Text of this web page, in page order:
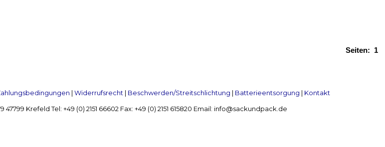
Seiten: 1
| Widerrufsrecht | Beschwerden/Streitschlichtung | Batterieentsorgung | Kontakt
Krefeld Tel: +49 (0) 2151 66602 Fax: +49 (0) 2151 615820 Email: info@sackundpack.de